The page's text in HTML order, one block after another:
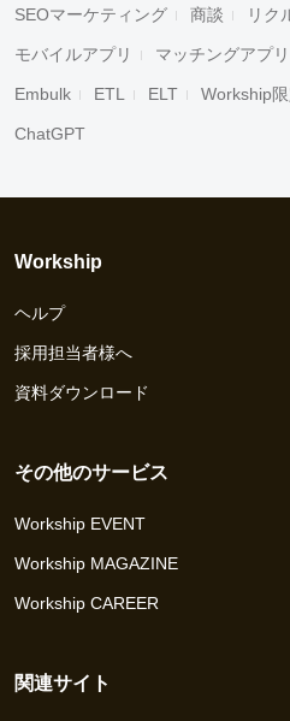
SEOマーケティング 商談 リク
モバイルアプリ マッチングアプリ
Embulk ETL ELT Workship
ChatGPT
Workship
ヘルプ
採用担当者様へ
資料ダウンロード
その他のサービス
Workship EVENT
Workship MAGAZINE
Workship CAREER
関連サイト